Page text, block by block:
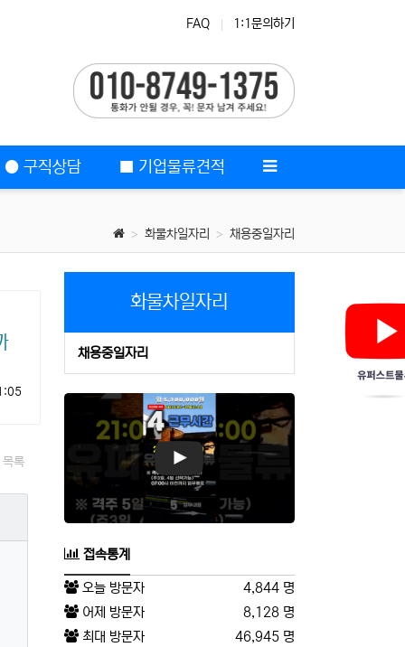
FAQ 1:1문의하기
● 구직상담 ■ 기업물류견적
화물차일자리 채용중일자리
목록
화물차일자리
채용중일자리
접속통계
오늘 방문자
4,844 명
어제 방문자
8,128 명
최대 방문자
46,945 명